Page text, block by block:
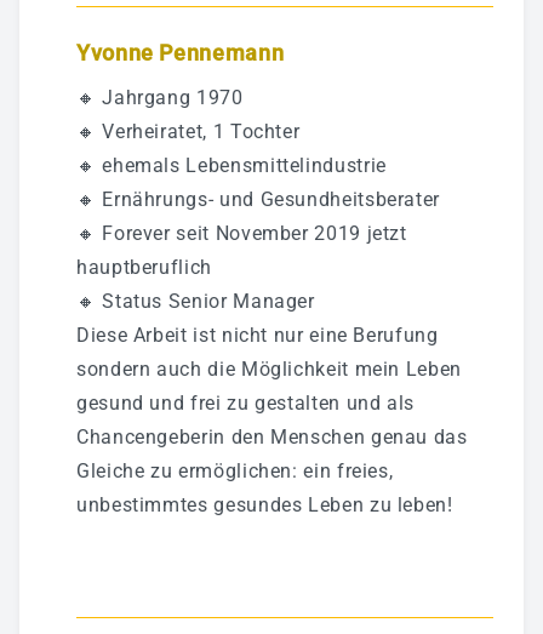
Yvonne Pennemann
🔸 Jahrgang 1970
🔸 Verheiratet, 1 Tochter
🔸 ehemals Lebensmittelindustrie
🔸 Ernährungs- und Gesundheitsberater
🔸 Forever seit November 2019 jetzt
hauptberuflich
🔸 Status Senior Manager
Diese Arbeit ist nicht nur eine Berufung
sondern auch die Möglichkeit mein Leben
gesund und frei zu gestalten und als
Chancengeberin den Menschen genau das
Gleiche zu ermöglichen: ein freies,
unbestimmtes gesundes Leben zu leben!